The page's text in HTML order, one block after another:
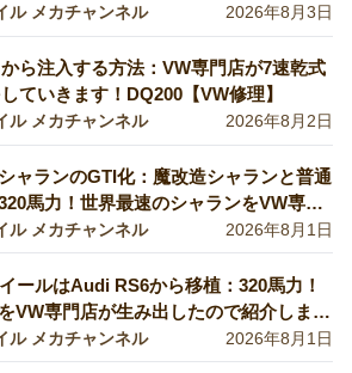
ル メカチャンネル 2026年8月3日
ら注入する方法：VW専門店が7速乾式
ていきます！DQ200【VW修理】
ル メカチャンネル 2026年8月2日
ャランのGTI化：魔改造シャランと普通
馬力！世界最速のシャランをVW専門
介します！ 【VW修理】
ル メカチャンネル 2026年8月1日
ールはAudi RS6から移植：320馬力！
VW専門店が生み出したので紹介しま
ル メカチャンネル 2026年8月1日